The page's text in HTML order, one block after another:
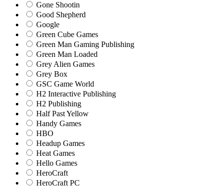
Gone Shootin
Good Shepherd
Google
Green Cube Games
Green Man Gaming Publishing
Green Man Loaded
Grey Alien Games
Grey Box
GSC Game World
H2 Interactive Publishing
H2 Publishing
Half Past Yellow
Handy Games
HBO
Headup Games
Heat Games
Hello Games
HeroCraft
HeroCraft PC